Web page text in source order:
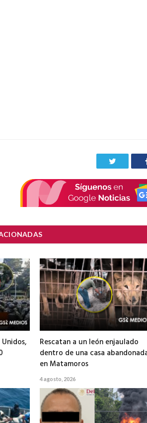
Rescatan a un león enjaulado
dentro de una casa
en Matamoros
4 agosto, 2026